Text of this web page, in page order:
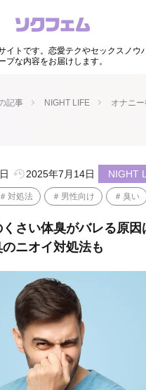
イトです。恋愛テクやセックスノウ
プな内容をお届けします。
記事 NIGHT LIFE オナニ
2025年7月14日 NIGHT
対処法 男性向け 臭い
さい体臭がバレる原因
ニオイ対処法も